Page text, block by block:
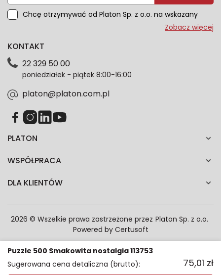
Puzzle 500 Smakowita nostalgia 113753
Sugerowana cena detaliczna (brutto):
75,01 zł
Chcę otrzymywać od Platon Sp. z o.o. na wskazany
przeze mnie adres e-mail informacje marketingowe
dotyczące danych osobowych znajdziesz w naszej
każdym czasie. Wycofanie zgody nie wpłynie na
zgodność z prawem przetwarzania dokonanego przed
Zobacz więcej
PLATON
WSPÓŁPRACA
DLA KLIENTÓW
KONTAKT
22 329 50 00
poniedziałek - piątek 8:00-16:00
platon@platon.com.pl
2026 © Wszelkie prawa zastrzeżone przez Platon Sp. z o.o.
Powered by Certusoft